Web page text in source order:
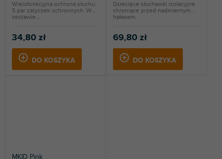
34,80 zł
DO KOSZYKA
Wielofunkcyjna ochrona słuchu.
5 par zatyczek ochronnych. W
zestawie...
69,80 zł
DO KOSZYKA
Dziecięce słuchawki izolacyjne
chroniące przed nadmiernym
hałasem.
MKID Pink